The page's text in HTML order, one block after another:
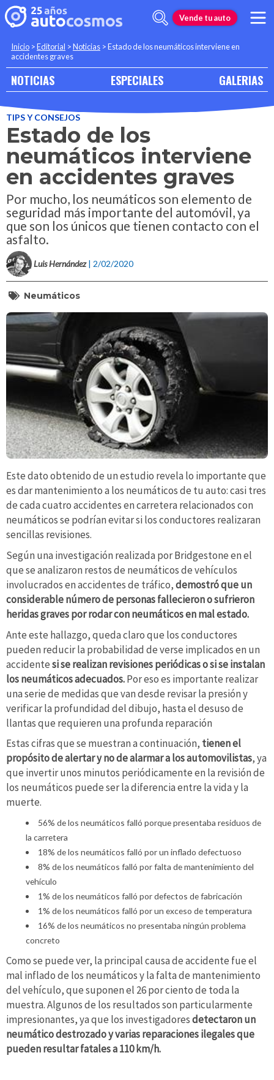
Vende tu auto
Inicio >Editorial >Noticias >Estado de los neumáticos interviene en
accidentes graves
NOTICIAS ESPECIALES GALERIAS
TIPS Y CONSEJOS
Estado de los
neumáticos interviene
en accidentes graves
Por mucho, los neumáticos son elemento de
seguridad más importante del automóvil, ya
que son los únicos que tienen contacto con el
asfalto.
Luis Hernández | 2/02/2020
Neumáticos
Este dato obtenido de un estudio revela lo importante que
es dar mantenimiento a los neumáticos de tu auto: casi tres
de cada cuatro accidentes en carretera relacionados con
neumáticos se podrían evitar si los conductores realizaran
sencillas revisiones.
Según una investigación realizada por Bridgestone en el
que se analizaron restos de neumáticos de vehículos
involucrados en accidentes de tráfico,demostró que un
considerable número de personas fallecieron o sufrieron
heridas graves por rodar con neumáticos en mal estado.
Ante este hallazgo, queda claro que los conductores
pueden reducir la probabilidad de verse implicados en un
accidentesi se realizan revisiones periódicas o si se instalan
los neumáticos adecuados.Por eso es importante realizar
una serie de medidas que van desde revisar la presión y
verificar la profundidad del dibujo, hasta el desuso de
llantas que requieren una profunda reparación
Estas cifras que se muestran a continuación, tienen el
propósito de alertar y no de alarmar a los automovilistas, ya
que invertir unos minutos periódicamente en la revisión de
los neumáticos puede ser la diferencia entre la vida y la
muerte.
56% de los neumáticos falló porque presentaba residuos de
la carretera
18% de los neumáticos falló por un inflado defectuoso
8% de los neumáticos falló por falta de mantenimiento del
vehículo
1% de los neumáticos falló por defectos de fabricación
1% de los neumáticos falló por un exceso de temperatura
16% de los neumáticos no presentaba ningún problema
concreto
Como se puede ver, la principal causa de accidente fue el
mal inflado de los neumáticos y la falta de mantenimiento
del vehículo, que suponen el 26 por ciento de toda la
muestra. Algunos de los resultados son particularmente
impresionantes, ya que los investigadoresdetectaron un
neumático destrozado y varias reparaciones ilegales que
pueden resultar fatales a 110 km/h.